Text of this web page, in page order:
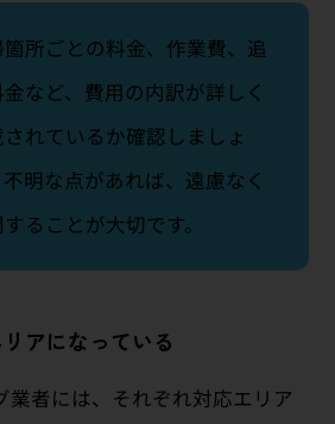
所ごとの料金、作業費、追
など、費用の内訳が詳しく
れているか確認しましょ
不明な点があれば、遠慮なく
ることが大切です。
アになっている
業者には、それぞれ対応エリア